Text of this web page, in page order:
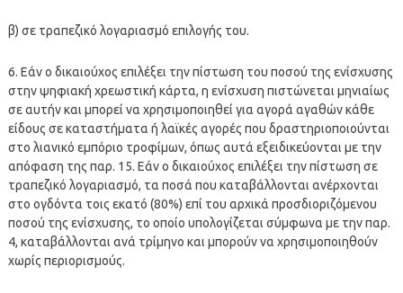
β) σε τραπεζικό λογαριασμό επιλογής του.
6. Εάν ο δικαιούχος επιλέξει την πίστωση του ποσού της ενίσχυσης
στην ψηφιακή χρεωστική κάρτα, η ενίσχυση πιστώνεται μηνιαίως
σε αυτήν και μπορεί να χρησιμοποιηθεί για αγορά αγαθών κάθε
είδους σε καταστήματα ή λαϊκές αγορές που δραστηριοποιούνται
στο λιανικό εμπόριο τροφίμων, όπως αυτά εξειδικεύονται με την
απόφαση της παρ. 15. Εάν ο δικαιούχος επιλέξει την πίστωση σε
τραπεζικό λογαριασμό, τα ποσά που καταβάλλονται ανέρχονται
στο ογδόντα τοις εκατό (80%) επί του αρχικά προσδιοριζόμενου
ποσού της ενίσχυσης, το οποίο υπολογίζεται σύμφωνα με την παρ.
4, καταβάλλονται ανά τρίμηνο και μπορούν να χρησιμοποιηθούν
χωρίς περιορισμούς.